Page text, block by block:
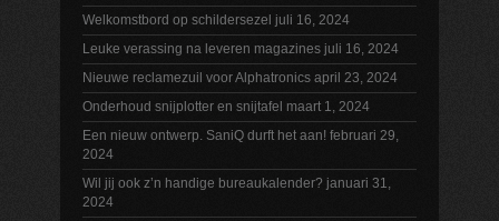
Welkomstbord op schildersezel juli 16, 2024
Leuke verassing na leveren magazines juli 16, 2024
Nieuwe reclamezuil voor Alphatronics april 23, 2024
Onderhoud snijplotter en snijtafel maart 1, 2024
Een nieuw ontwerp. SaniQ durft het aan! februari 29,
2024
Wil jij ook z’n handige bureaukalender? januari 31,
2024